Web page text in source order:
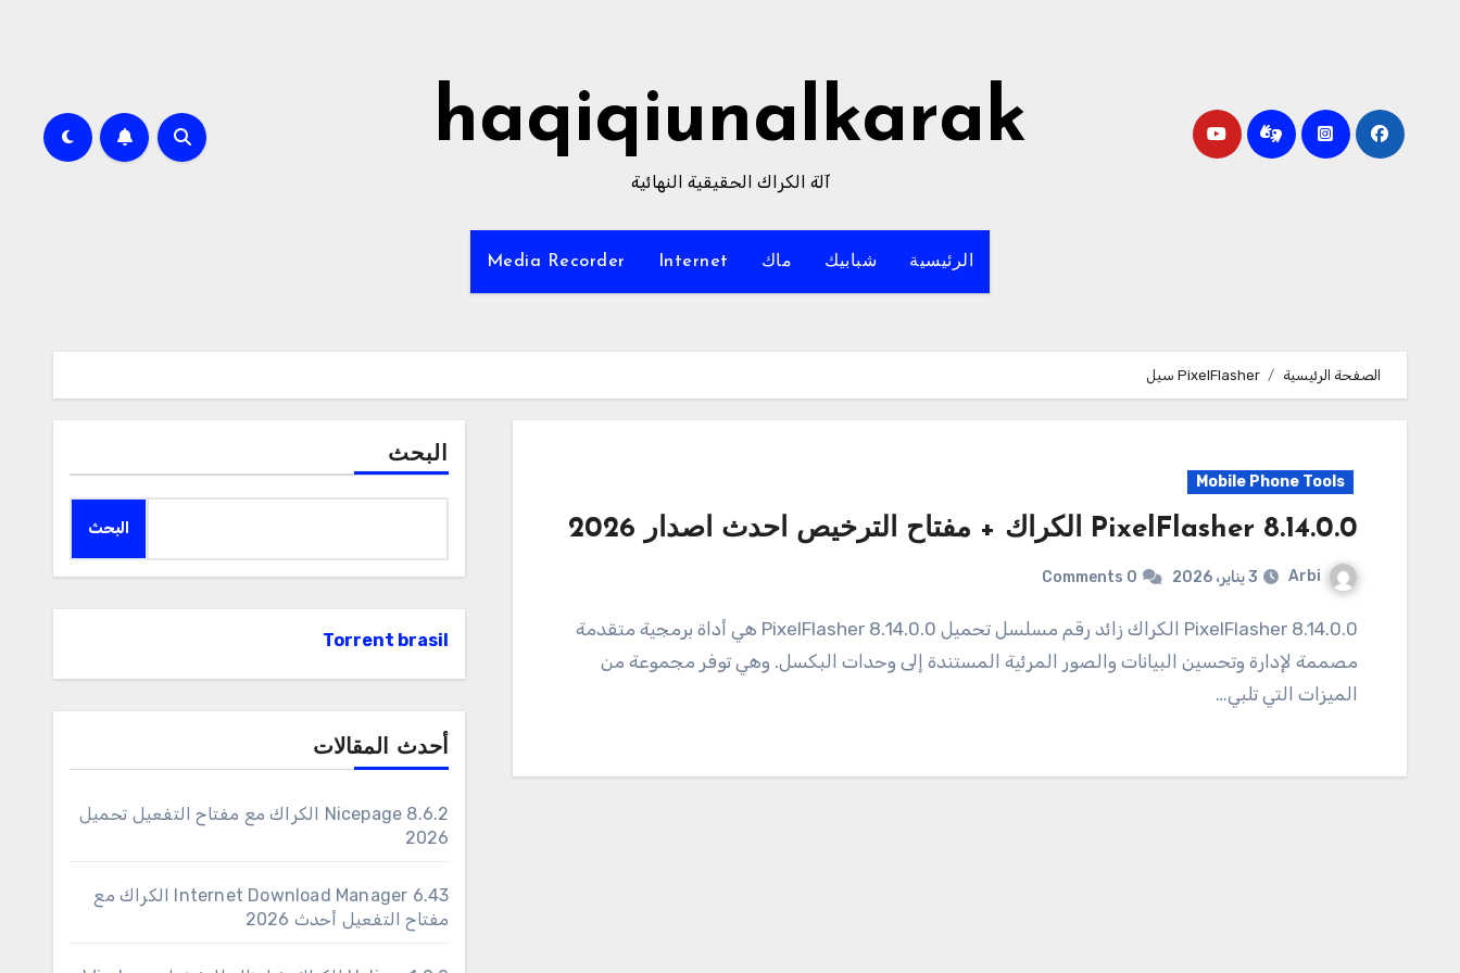
haqiqiunalkarak
آلة الكراك الحقيقية النهائية
الرئيسية شبابيك ماك Internet
Media Recorder
الصفحة الرئيسية PixelFlasher سيل
Mobile Phone Tools
8.14.0.0 PixelFlasher الكراك + مفتاح الترخيص احدث اصدار 2026
Arbi 3 يناير، 2026 0 Comments
8.14.0.0 PixelFlasher الكراك زائد رقم مسلسل تحميل 8.14.0.0 PixelFlasher هي أداة برمجية متقدمة
مصممة لإدارة وتحسين البيانات والصور المرئية المستندة إلى وحدات البكسل. وهي توفر مجموعة من
الميزات التي تلبي…
البحث
البحث
Torrent brasil
أحدث المقالات
Nicepage 8.6.2 الكراك مع مفتاح التفعيل تحميل
2026
6.43 Internet Download Manager الكراك مع
مفتاح التفعيل أحدث 2026